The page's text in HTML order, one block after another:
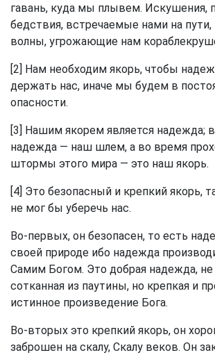
гавань, куда мы плывем. Искушения,
бедствия, встречаемые нами на
волны, угрожающие нам
[2] Нам необходим якорь, чтобы
держать нас, иначе мы будем в
опасности.
[3] Нашим якорем является надежда;
надежда — наш шлем, а во время
штормы этого мира — это наш якорь.
[4] Это безопасный и крепкий якорь,
не мог бы уберечь нас.
Во-первых, он безопасен, то есть
своей природе ибо надежда
Самим Богом. Это добрая надежда, не
сотканная из паутины, но крепкая и
истинное произведение Бога.
Во-вторых это крепкий якорь, он
заброшен на скалу, Скалу веков. Он